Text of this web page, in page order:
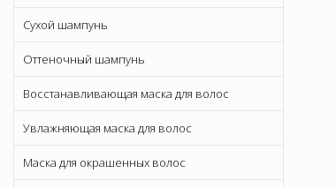
Сухой шампунь
Оттеночный шампунь
Восстанавливающая маска для волос
Увлажняющая маска для волос
Маска для окрашенных волос